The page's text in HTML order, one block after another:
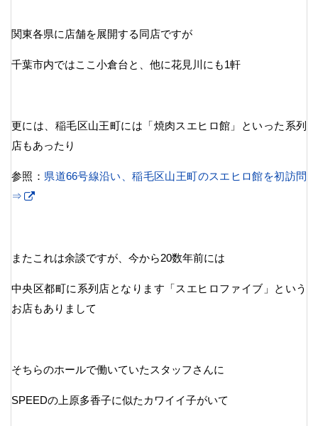
関東各県に店舗を展開する同店ですが
千葉市内ではここ小倉台と、他に花見川にも1軒
更には、稲毛区山王町には「焼肉スエヒロ館」といった系列
店もあったり
参照： 県道66号線沿い、稲毛区山王町のスエヒロ館を初訪問
⇒
またこれは余談ですが、今から20数年前には
中央区都町に系列店となります「スエヒロファイブ」という
お店もありまして
そちらのホールで働いていたスタッフさんに
SPEEDの上原多香子に似たカワイイ子がいて